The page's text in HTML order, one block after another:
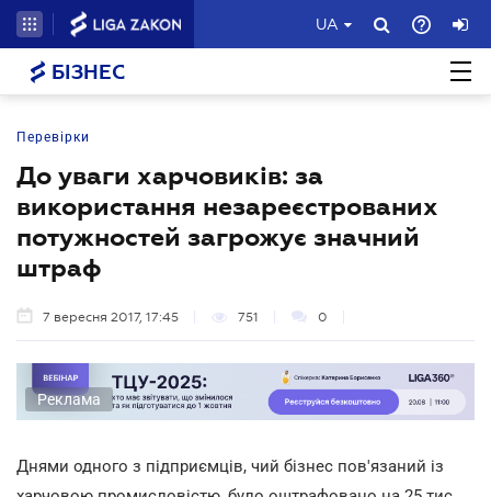
UA
БІЗНЕС
Перевірки
До уваги харчовиків: за
використання незареєстрованих
потужностей загрожує значний
штраф
7 вересня 2017, 17:45 751 0
Реклама
Днями одного з підприємців, чий бізнес пов'язаний із